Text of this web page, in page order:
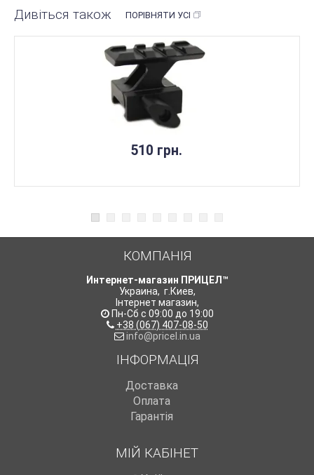
Дивіться також ПОРІВНЯТИ УСІ
510 грн.
КОМПАНІЯ
Интернет-магазин ПРИЦЕЛ™
Украина, г.Киев,
Інтернет магазин,
Пн-Сб с 09:00 до 19:00
+38 (067) 407-08-50
info@pricel.in.ua
ІНФОРМАЦІЯ
Доставка
Оплата
Гарантія
МІЙ КАБІНЕТ